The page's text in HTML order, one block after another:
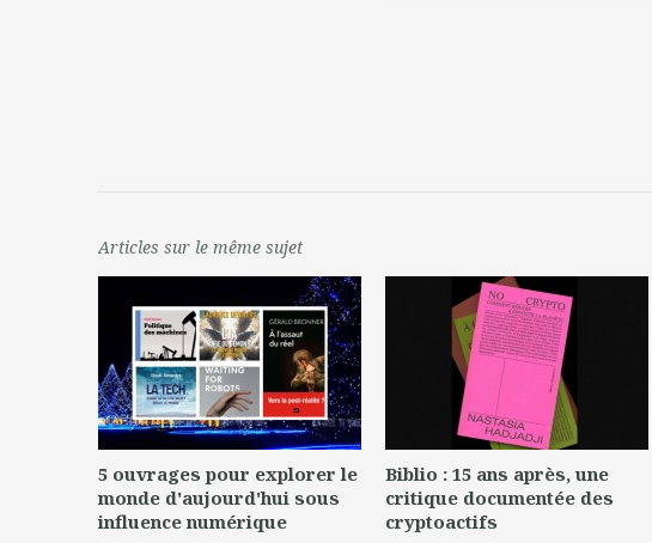
Articles sur le même sujet
5 ouvrages pour explorer le
monde d'aujourd'hui sous
influence numérique
Biblio : 15 ans après, une
critique documentée des
cryptoactifs